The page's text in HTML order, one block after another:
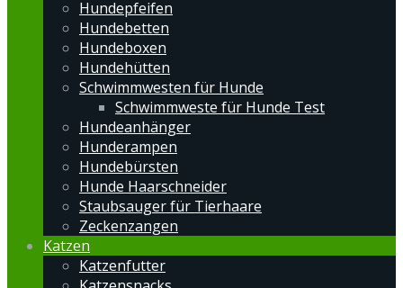
Hundepfeifen
Hundebetten
Hundeboxen
Hundehütten
Schwimmwesten für Hunde
Schwimmweste für Hunde Test
Hundeanhänger
Hunderampen
Hundebürsten
Hunde Haarschneider
Staubsauger für Tierhaare
Zeckenzangen
Katzen
Katzenfutter